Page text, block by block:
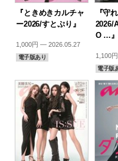
『ときめきカルチャ
ー2026/すとぷり』
1,000円 — 2026.05.27
電子版あり
『守
2026/
O …』
1,100
電子版